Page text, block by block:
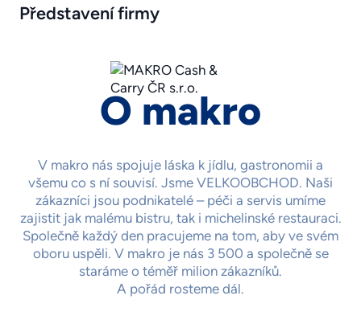
Představení firmy
O makro
V makro nás spojuje láska k jídlu, gastronomii a
všemu co s ní souvisí. Jsme VELKOOBCHOD. Naši
zákazníci jsou podnikatelé – péči a servis umíme
zajistit jak malému bistru, tak i michelinské restauraci.
Společně každý den pracujeme na tom, aby ve svém
oboru uspěli. V makro je nás 3 500 a společně se
staráme o téměř milion zákazníků.
A pořád rosteme dál.